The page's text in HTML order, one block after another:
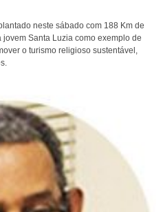
neste sábado com 188 Km de
Santa Luzia como exemplo de
o turismo religioso sustentável,